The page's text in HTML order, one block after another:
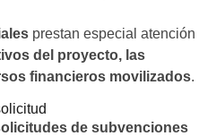
prestan especial atención
del proyecto, las
financieros movilizados.
de subvenciones